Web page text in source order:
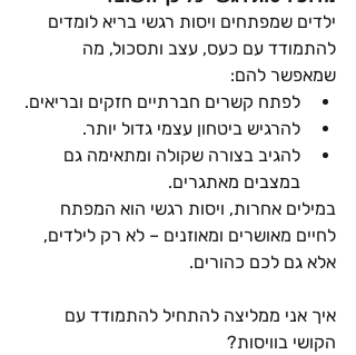
ילדים שמפתחים ויסות רגשי בריא לומדים
להתמודד עם כעס, עצב ותסכול, מה
שמאפשר להם:
לפתח קשרים חברתיים חזקים ובריאים.
להרגיש ביטחון עצמי גדול יותר.
להגיב בצורה שקולה ומתאימה גם
במצבים מאתגרים.
במילים אחרות, ויסות רגשי הוא המפתח
לחיים מאושרים ומאוזנים – לא רק לילדים,
אלא גם לכם כהורים.
איך אני ממליצה להתחיל להתמודד עם
הקושי בוויסות?